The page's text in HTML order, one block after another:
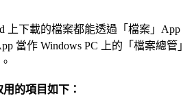
上下載的檔案都能透過「檔案」App
當作 Windows PC 上的「檔案總管」
的項目如下：